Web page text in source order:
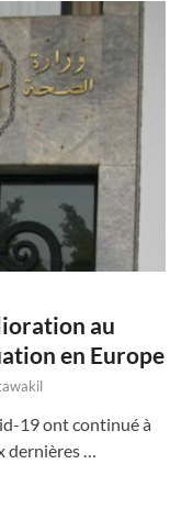
au
en Europe
19 ont continué à
dernières …